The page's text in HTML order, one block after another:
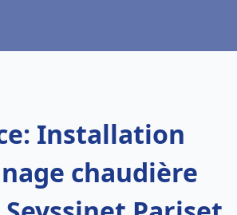
Installation
chaudière